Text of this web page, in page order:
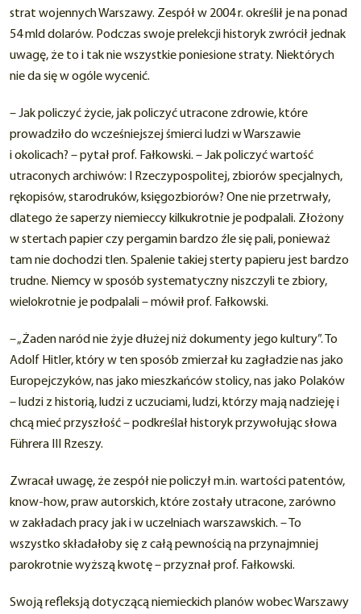
strat wojennych Warszawy. Zespół w 2004 r. określił je na ponad
54 mld dolarów. Podczas swoje prelekcji historyk zwrócił jednak
uwagę, że to i tak nie wszystkie poniesione straty. Niektórych
nie da się w ogóle wycenić.
– Jak policzyć życie, jak policzyć utracone zdrowie, które
prowadziło do wcześniejszej śmierci ludzi w Warszawie
i okolicach? – pytał prof. Fałkowski. – Jak policzyć wartość
utraconych archiwów: I Rzeczypospolitej, zbiorów specjalnych,
rękopisów, starodruków, księgozbiorów? One nie przetrwały,
dlatego że saperzy niemieccy kilkukrotnie je podpalali. Złożony
w stertach papier czy pergamin bardzo źle się pali, ponieważ
tam nie dochodzi tlen. Spalenie takiej sterty papieru jest bardzo
trudne. Niemcy w sposób systematyczny niszczyli te zbiory,
wielokrotnie je podpalali – mówił prof. Fałkowski.
– „Żaden naród nie żyje dłużej niż dokumenty jego kultury”. To
Adolf Hitler, który w ten sposób zmierzał ku zagładzie nas jako
Europejczyków, nas jako mieszkańców stolicy, nas jako Polaków
– ludzi z historią, ludzi z uczuciami, ludzi, którzy mają nadzieję i
chcą mieć przyszłość – podkreślał historyk przywołując słowa
Führera III Rzeszy.
Zwracał uwagę, że zespół nie policzył m.in. wartości patentów,
know-how, praw autorskich, które zostały utracone, zarówno
w zakładach pracy jak i w uczelniach warszawskich. – To
wszystko składałoby się z całą pewnością na przynajmniej
parokrotnie wyższą kwotę – przyznał prof. Fałkowski.
Swoją refleksją dotyczącą niemieckich planów wobec Warszawy